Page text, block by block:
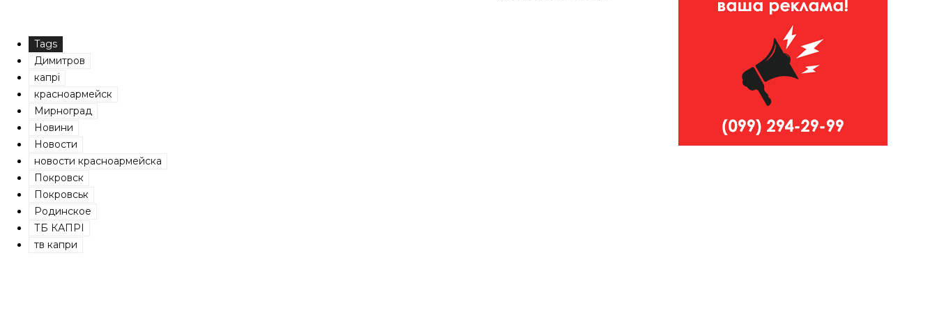
Tags
Димитров
капрі
красноармейск
Мирноград
Новини
Новости
новости красноармейска
Покровск
Покровськ
Родинское
ТБ КАПРІ
тв капри